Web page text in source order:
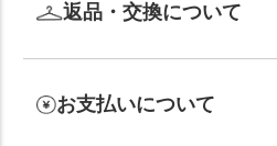
返品・交換について
お支払いについて